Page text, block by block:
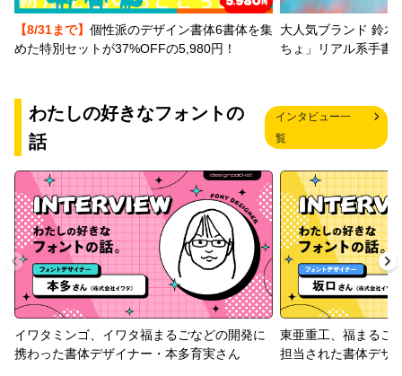
【8/31まで】 個性派のデザイン書体6書体を集
めた特別セットが37%OFFの5,980円！
大人気ブランド 鈴木
ちょ」リアル系手書
わたしの好きなフォントの
話
インタビュー一
覧
イワタミンゴ、イワタ福まるごなどの開発に
携わった書体デザイナー・本多育実さん
東亜重工、福まるご
担当された書体デザ